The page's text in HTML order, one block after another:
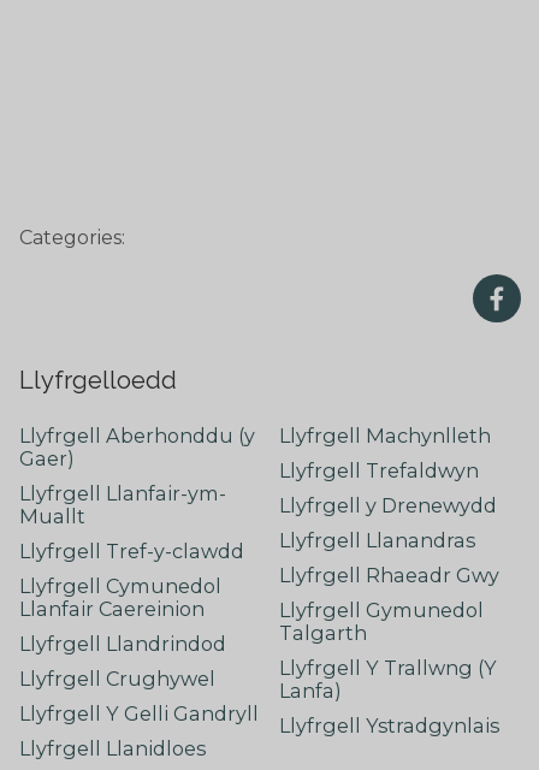
Categories:
Llyfrgelloedd
Llyfrgell Aberhonddu (y
Gaer)
Llyfrgell Llanfair-ym-
Muallt
Llyfrgell Tref-y-clawdd
Llyfrgell Cymunedol
Llanfair Caereinion
Llyfrgell Llandrindod
Llyfrgell Crughywel
Llyfrgell Y Gelli Gandryll
Llyfrgell Llanidloes
Llyfrgell Machynlleth
Llyfrgell Trefaldwyn
Llyfrgell y Drenewydd
Llyfrgell Llanandras
Llyfrgell Rhaeadr Gwy
Llyfrgell Gymunedol
Talgarth
Llyfrgell Y Trallwng (Y
Lanfa)
Llyfrgell Ystradgynlais